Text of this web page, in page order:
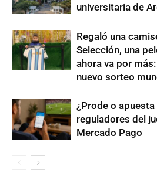
universitaria de
Regaló una
Selección, una
ahora va por
nuevo sorteo
¿Prode o apuesta
reguladores del
Mercado Pago